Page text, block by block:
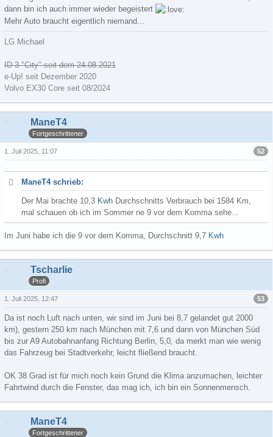
dann bin ich auch immer wieder begeistert
Mehr Auto braucht eigentlich niemand...
LG Michael
ID 3 "City" seit dem 24.08.2021
e-Up! seit Dezember 2020
Volvo EX30 Core seit 08/2024
ManeT4
Fortgeschrittener
52
1. Juli 2025, 11:07
ManeT4 schrieb:
Der Mai brachte 10,3 Kwh Durchschnitts Verbrauch bei 1584 Km,
mal schauen ob ich im Sommer ne 9 vor dem Komma sehe...
Im Juni habe ich die 9 vor dem Komma, Durchschnitt 9,7 Kwh
Tscharlie
Profi
53
1. Juli 2025, 12:47
Da ist noch Luft nach unten, wir sind im Juni bei 8,7 gelandet gut 2000
km), gestern 250 km nach München mit 7,6 und dann von München Süd
bis zur A9 Autobahnanfang Richtung Berlin, 5,0, da merkt man wie wenig
das Fahrzeug bei Stadtverkehr, leicht fließend braucht.
OK 38 Grad ist für mich noch kein Grund die Klima anzumachen, leichter
Fahrtwind durch die Fenster, das mag ich, ich bin ein Sonnenmensch.
ManeT4
Fortgeschrittener